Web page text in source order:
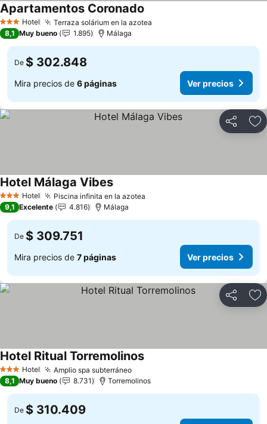
3 Estrellas
Hotel Terraza solárium en la azotea
Apartamentos Coronado
8,1 Muy bueno 1.895 Málaga
De $ 302.848
Mira precios de 6 páginas Ver precios
Compartir
3 Estrellas
Hotel Piscina infinita en la azotea
Hotel Málaga VibesVer precios
9,1 Excelente 4.816 Málaga
De $ 309.751
Mira precios de 7 páginas Ver precios
Compartir
3 Estrellas
Hotel Amplio spa subterráneoVer precios
Hotel Ritual TorremolinosVer precios
8,1 Muy bueno 8.731 Torremolinos
De $ 310.409